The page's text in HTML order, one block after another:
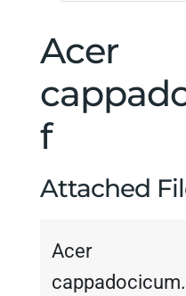
Acer
f
Attached
Acer